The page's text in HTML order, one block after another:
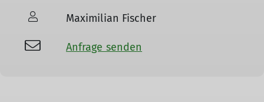
Maximilian Fischer
Anfrage senden